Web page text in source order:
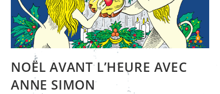
NOËL AVANT L’HEURE AVEC
ANNE SIMON